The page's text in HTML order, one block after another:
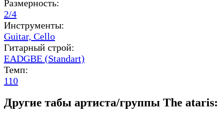
Размерность:
2/4
Инструменты:
Guitar, Cello
Гитарный строй:
EADGBE (Standart)
Темп:
110
Другие табы артиста/группы The ataris: